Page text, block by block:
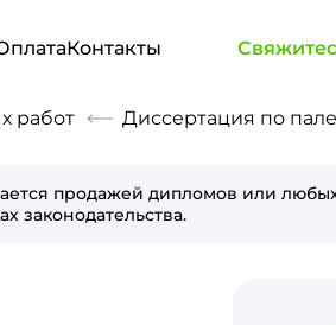
Контакты
работ Диссертация по
продажей дипломов или
законодательства.